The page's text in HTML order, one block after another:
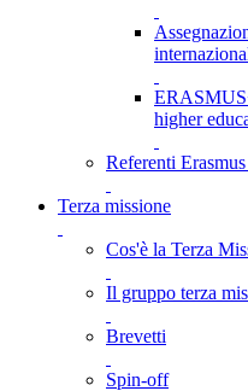
higher
Referenti
Terza missione
Cos'è la Terza
Il gruppo terza
Brevetti
Spin-off